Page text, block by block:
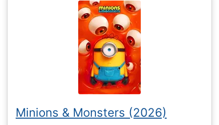
Minions & Monsters (2026)